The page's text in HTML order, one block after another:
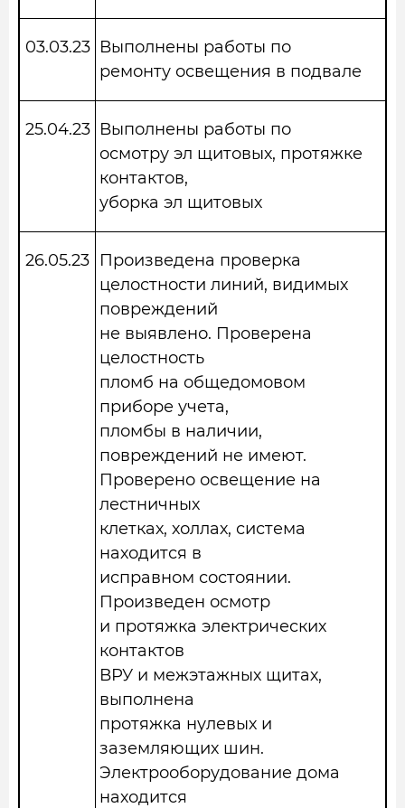
03.03.23 Выполнены работы по
ремонту освещения в подвале
25.04.23 Выполнены работы по
осмотру эл щитовых, протяжке
контактов,
уборка эл щитовых
26.05.23 Произведена проверка
целостности линий, видимых
повреждений
не выявлено. Проверена
целостность
пломб на общедомовом
приборе учета,
пломбы в наличии,
повреждений не имеют.
Проверено освещение на
лестничных
клетках, холлах, система
находится в
исправном состоянии.
Произведен осмотр
и протяжка электрических
контактов
ВРУ и межэтажных щитах,
выполнена
протяжка нулевых и
заземляющих шин.
Электрооборудование дома
находится